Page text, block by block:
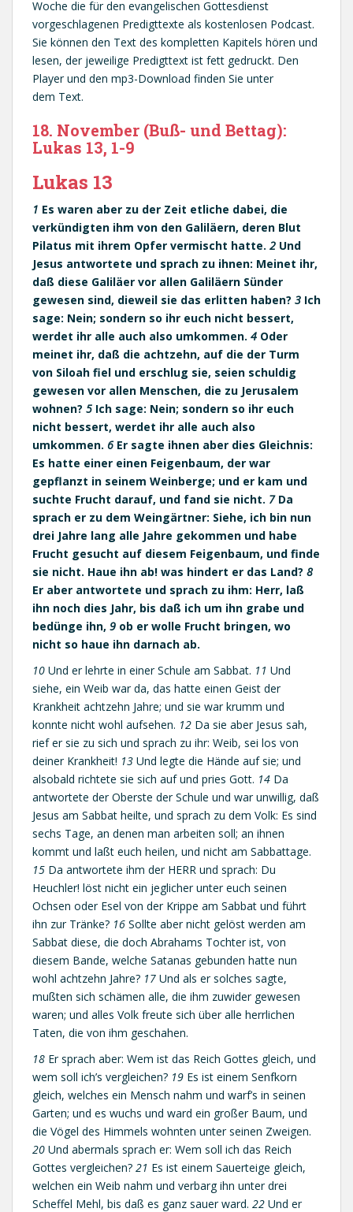
Woche die für den evangelischen Gottesdienst
vorgeschlagenen Predigttexte als kostenlosen Podcast.
Sie können den Text des kompletten Kapitels hören und
lesen, der jeweilige Predigttext ist fett gedruckt. Den
Player und den mp3-Download finden Sie unter
dem Text.
18. November (Buß- und Bettag):
Lukas 13, 1-9
Lukas 13
1 Es waren aber zu der Zeit etliche dabei, die
verkündigten ihm von den Galiläern, deren Blut
Pilatus mit ihrem Opfer vermischt hatte. 2 Und
Jesus antwortete und sprach zu ihnen: Meinet ihr,
daß diese Galiläer vor allen Galiläern Sünder
gewesen sind, dieweil sie das erlitten haben? 3 Ich
sage: Nein; sondern so ihr euch nicht bessert,
werdet ihr alle auch also umkommen. 4 Oder
meinet ihr, daß die achtzehn, auf die der Turm
von Siloah fiel und erschlug sie, seien schuldig
gewesen vor allen Menschen, die zu Jerusalem
wohnen? 5 Ich sage: Nein; sondern so ihr euch
nicht bessert, werdet ihr alle auch also
umkommen. 6 Er sagte ihnen aber dies Gleichnis:
Es hatte einer einen Feigenbaum, der war
gepflanzt in seinem Weinberge; und er kam und
suchte Frucht darauf, und fand sie nicht. 7Da
sprach er zu dem Weingärtner: Siehe, ich bin nun
drei Jahre lang alle Jahre gekommen und habe
Frucht gesucht auf diesem Feigenbaum, und finde
sie nicht. Haue ihn ab! was hindert er das Land? 8
Er aber antwortete und sprach zu ihm: Herr, laß
ihn noch dies Jahr, bis daß ich um ihn grabe und
bedünge ihn, 9 ob er wolle Frucht bringen, wo
nicht so haue ihn darnach ab.
10 Und er lehrte in einer Schule am Sabbat. 11 Und
siehe, ein Weib war da, das hatte einen Geist der
Krankheit achtzehn Jahre; und sie war krumm und
konnte nicht wohl aufsehen. 12 Da sie aber Jesus sah,
rief er sie zu sich und sprach zu ihr: Weib, sei los von
deiner Krankheit! 13 Und legte die Hände auf sie; und
alsobald richtete sie sich auf und pries Gott. 14 Da
antwortete der Oberste der Schule und war unwillig, daß
Jesus am Sabbat heilte, und sprach zu dem Volk: Es sind
sechs Tage, an denen man arbeiten soll; an ihnen
kommt und laßt euch heilen, und nicht am Sabbattage.
15 Da antwortete ihm der HERR und sprach: Du
Heuchler! löst nicht ein jeglicher unter euch seinen
Ochsen oder Esel von der Krippe am Sabbat und führt
ihn zur Tränke? 16 Sollte aber nicht gelöst werden am
Sabbat diese, die doch Abrahams Tochter ist, von
diesem Bande, welche Satanas gebunden hatte nun
wohl achtzehn Jahre? 17 Und als er solches sagte,
mußten sich schämen alle, die ihm zuwider gewesen
waren; und alles Volk freute sich über alle herrlichen
Taten, die von ihm geschahen.
18 Er sprach aber: Wem ist das Reich Gottes gleich, und
wem soll ich’s vergleichen? 19 Es ist einem Senfkorn
gleich, welches ein Mensch nahm und warf’s in seinen
Garten; und es wuchs und ward ein großer Baum, und
die Vögel des Himmels wohnten unter seinen Zweigen.
20 Und abermals sprach er: Wem soll ich das Reich
Gottes vergleichen? 21 Es ist einem Sauerteige gleich,
welchen ein Weib nahm und verbarg ihn unter drei
Scheffel Mehl, bis daß es ganz sauer ward. 22 Und er